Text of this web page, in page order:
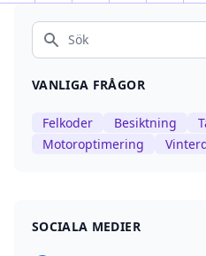
Sök
VANLIGA FRÅGOR
Felkoder Besiktning
Motoroptimering
SOCIALA MEDIER